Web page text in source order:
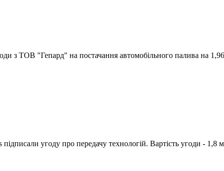
з ТОВ "Гепард" на постачання автомобільного палива на
угоду про передачу технологій. Вартість угоди - 1,8